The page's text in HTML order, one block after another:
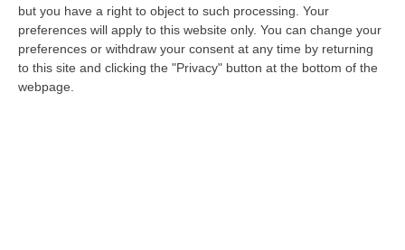
but you have a right to object to such processing. Your
preferences will apply to this website only. You can change your
preferences or withdraw your consent at any time by returning
to this site and clicking the "Privacy" button at the bottom of the
webpage.
Meteo, Altri 10 Giorni Di Caldo Estremo
“ROMA La tregua varrà fino a domani: dopo il record di ieri con il bollino
rosso per tutte le 27 città monitorate e oggi con 26 allerte mass…
07 Agosto, 20:33